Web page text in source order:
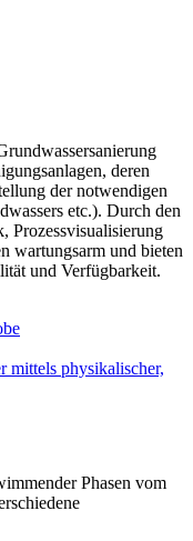
deren
der notwendigen
etc.). Durch den
Prozessvisualisierung
wartungsarm und bieten
und Verfügbarkeit.
Phasen vom